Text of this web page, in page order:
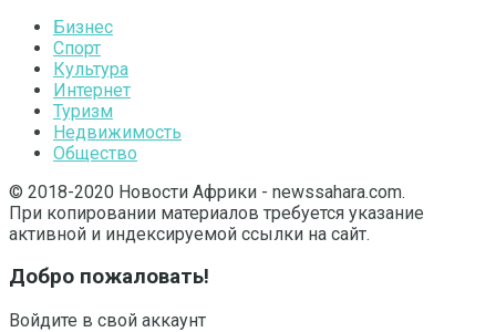
Бизнес
Спорт
Культура
Интернет
Туризм
Недвижимость
Общество
© 2018-2020 Новости Африки - newssahara.com.
При копировании материалов требуется указание
активной и индексируемой ссылки на сайт.
Добро пожаловать!
Войдите в свой аккаунт